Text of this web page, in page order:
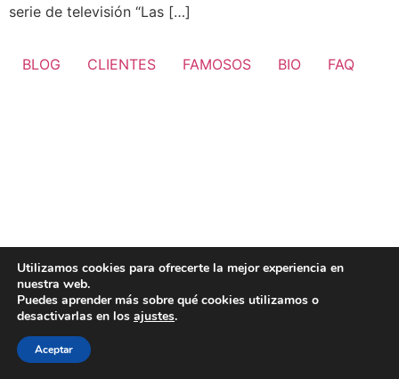
serie de televisión “Las […]
BLOG CLIENTES FAMOSOS BIO FAQ
Utilizamos cookies para ofrecerte la mejor experiencia en
nuestra web.
Puedes aprender más sobre qué cookies utilizamos o
desactivarlas en los ajustes.
Aceptar